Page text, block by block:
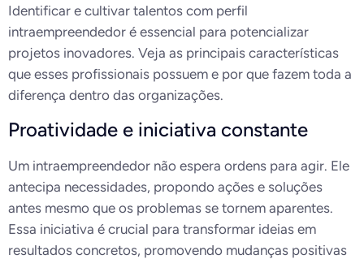
Identificar e cultivar talentos com perfil
intraempreendedor é essencial para potencializar
projetos inovadores. Veja as principais características
que esses profissionais possuem e por que fazem toda a
diferença dentro das organizações.
Proatividade e iniciativa constante
Um intraempreendedor não espera ordens para agir. Ele
antecipa necessidades, propondo ações e soluções
antes mesmo que os problemas se tornem aparentes.
Essa iniciativa é crucial para transformar ideias em
resultados concretos, promovendo mudanças positivas